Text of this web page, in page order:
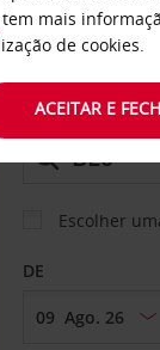
CARRO
LEVANTAR EM
Escolher
DE
tem mais
de cookies.
ACEITAR E